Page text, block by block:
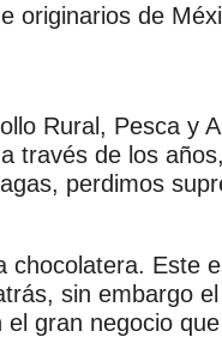
originarios de
Rural, Pesca y
través de los
perdimos
Este
sin embargo el
gran negocio